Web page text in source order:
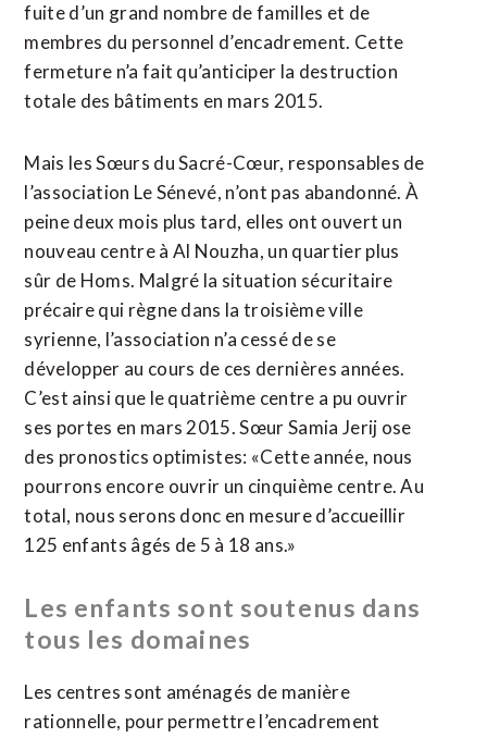
fuite d’un grand nombre de familles et de
membres du personnel d’encadrement. Cette
fermeture n’a fait qu’anticiper la destruction
totale des bâtiments en mars 2015.
Mais les Sœurs du Sacré-Cœur, responsables de
l’association Le Sénevé, n’ont pas abandonné. À
peine deux mois plus tard, elles ont ouvert un
nouveau centre à Al Nouzha, un quartier plus
sûr de Homs. Malgré la situation sécuritaire
précaire qui règne dans la troisième ville
syrienne, l’association n’a cessé de se
développer au cours de ces dernières années.
C’est ainsi que le quatrième centre a pu ouvrir
ses portes en mars 2015. Sœur Samia Jerij ose
des pronostics optimistes: «Cette année, nous
pourrons encore ouvrir un cinquième centre. Au
total, nous serons donc en mesure d’accueillir
125 enfants âgés de 5 à 18 ans.»
Les enfants sont soutenus dans
tous les domaines
Les centres sont aménagés de manière
rationnelle, pour permettre l’encadrement